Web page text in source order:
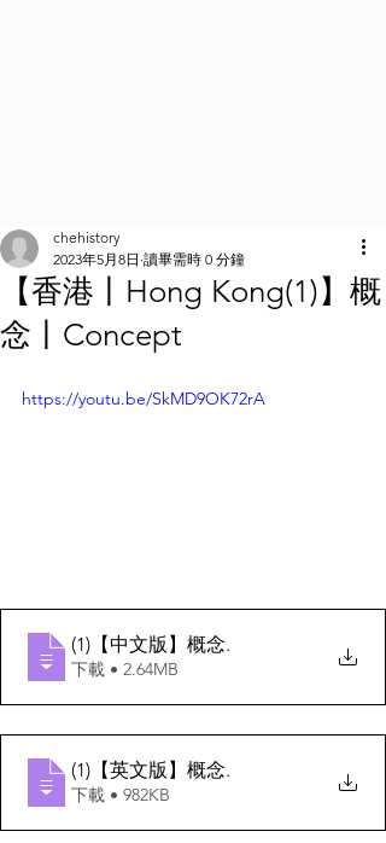
【香港丨Hong Kong(1)】概
念丨Concept
chehistory
2023年5月8日 讀畢需時 0 分鐘
https://youtu.be/SkMD9OK72rA
(1)【中文版】概念.
下載 • 2.64MB
(1)【英文版】概念.
下載 • 982KB